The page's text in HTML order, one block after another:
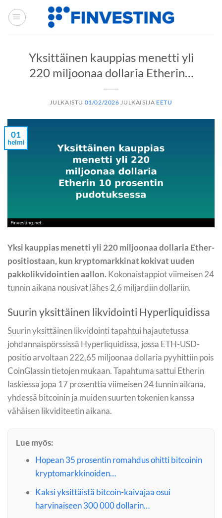
Siirry
sisältöön
Yksittäinen kauppias menetti yli
220 miljoonaa dollaria Etherin…
JULKAISTU 01/02/2026 JULKAISIJA EETU
01
helmi
Yksi kauppias menetti yli 220 miljoonaa dollaria Ether-
positiostaan, kun kryptomarkkinat kokivat uuden
pakkolikvidointien aallon. Kokonaistappiot viimeisen 24
tunnin aikana nousivat lähes 2,6 miljardiin dollariin.
Suurin yksittäinen likvidointi Hyperliquidissa
Suurin yksittäinen likvidointi tapahtui hajautetussa
johdannaispörssissä Hyperliquidissa, jossa ETH-USD-
positio arvoltaan 222,65 miljoonaa dollaria pyyhittiin pois
CoinGlassin tietojen mukaan. Tapahtuma sattui Etherin
laskiessa jopa 17 prosenttia viimeisen 24 tunnin aikana,
yhdessä bitcoinin ja muiden suurten tokenien kanssa
vähäisen likviditeetin aikana.
Lue myös:
Hopean 35 prosentin romahdus ohitti bitcoinin
kryptomarkkinoiden…
Kaksi yksittäistä bitcoin-kaivajaa osui
harvinaiseen 300 000 dollarin…